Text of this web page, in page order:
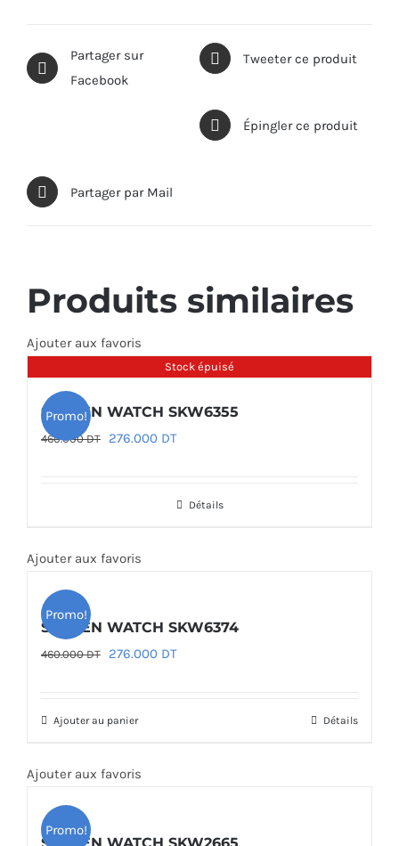
Partager sur
Facebook
Tweeter ce produit
Épingler ce produit
Partager par Mail
Produits similaires
Ajouter aux favoris
Stock épuisé
Promo!
SKAGEN WATCH SKW6355
460.000DT
Le
276.000 DTLe
est :Détails
Ajouter aux favoris
Promo!
SKAGEN WATCH SKW6374
460.000DT
Le
était :
276.000 DTLe
Ajouter au panier Détails
Ajouter aux favoris
Promo!
SKAGEN WATCH SKW2665